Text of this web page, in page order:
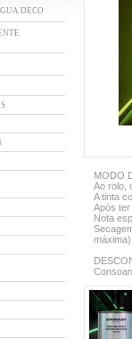
DECO
MODO
Ao rolo,
A tinta
Após ter
Nota
máxima)